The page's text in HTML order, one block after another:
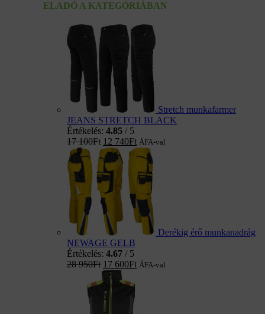
ELADÓ A KATEGÓRIÁBAN
Stretch munkafarmer
JEANS STRETCH BLACK
Értékelés: 4.85 / 5
17 100Ft 12 740Ft ÁFA-val
Derékig érő munkanadrág
NEWAGE GELB
Értékelés: 4.67 / 5
28 950Ft 17 600Ft ÁFA-val